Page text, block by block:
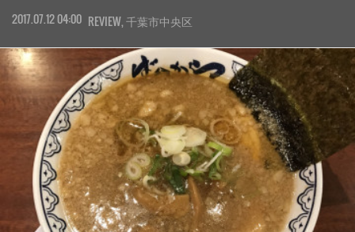
2017.07.12 04:00 REVIEW 千葉市中央区